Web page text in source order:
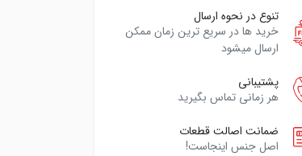
تنوع در نحوه ارسال
خرید ها در سریع ترین زمان ممکن
ارسال میشود
پشتیبانی
هر زمانی تماس بگیرید
ضمانت اصالت قطعات
اصل جنس اینجاست!